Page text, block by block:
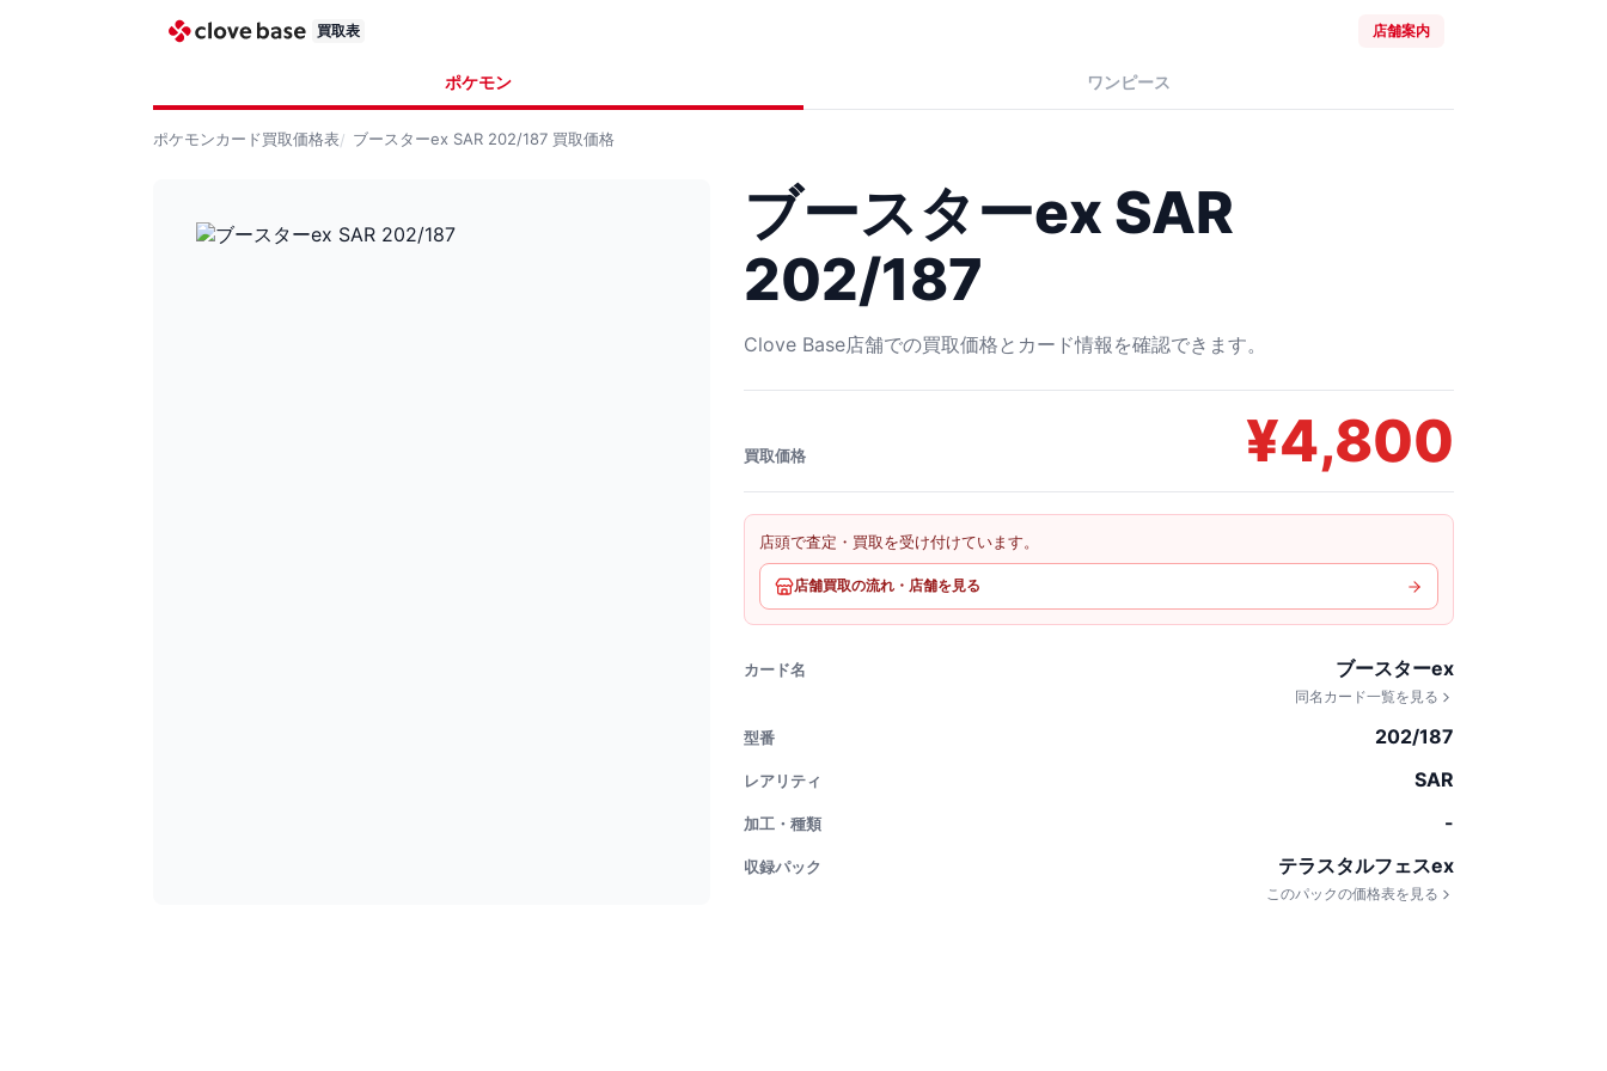
買取表 店舗案内
ポケモン ワンピース
ポケモンカード買取価格表 ブースターex SAR 202/187 買取価格
ブースターex SAR
202/187
Clove Base店舗での買取価格とカード情報を確認できます。
買取価格 ¥4,800
店頭で査定・買取を受け付けています。
店舗買取の流れ・店舗を見る
カード名 ブースターex
同名カード一覧を見る
型番 202/187
レアリティ SAR
加工・種類 -
収録パック テラスタルフェスex
このパックの価格表を見る